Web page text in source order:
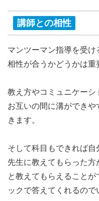
講師との相性
マンツーマン指導を受
相性が合うかどうかは重
教え方やコミュニケーシ
お互いの間に溝ができ
きます。
そして科目もできれば
先生に教えてもらった方
と教えてもらえること
ックで答えてくれるので